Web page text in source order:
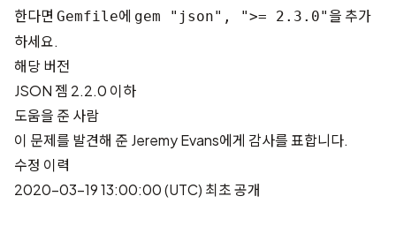
한다면 Gemfile에 gem "json", ">= 2.3.0" 을 추가
하세요.
해당 버전
JSON 젬 2.2.0 이하
도움을 준 사람
이 문제를 발견해 준 Jeremy Evans에게 감사를 표합니다.
수정 이력
2020-03-19 13:00:00 (UTC) 최초 공개